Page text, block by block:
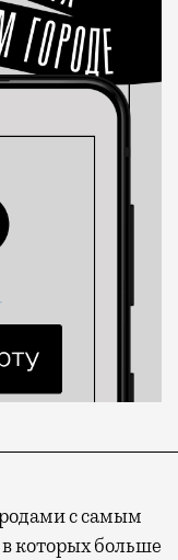
с самым
которых больше